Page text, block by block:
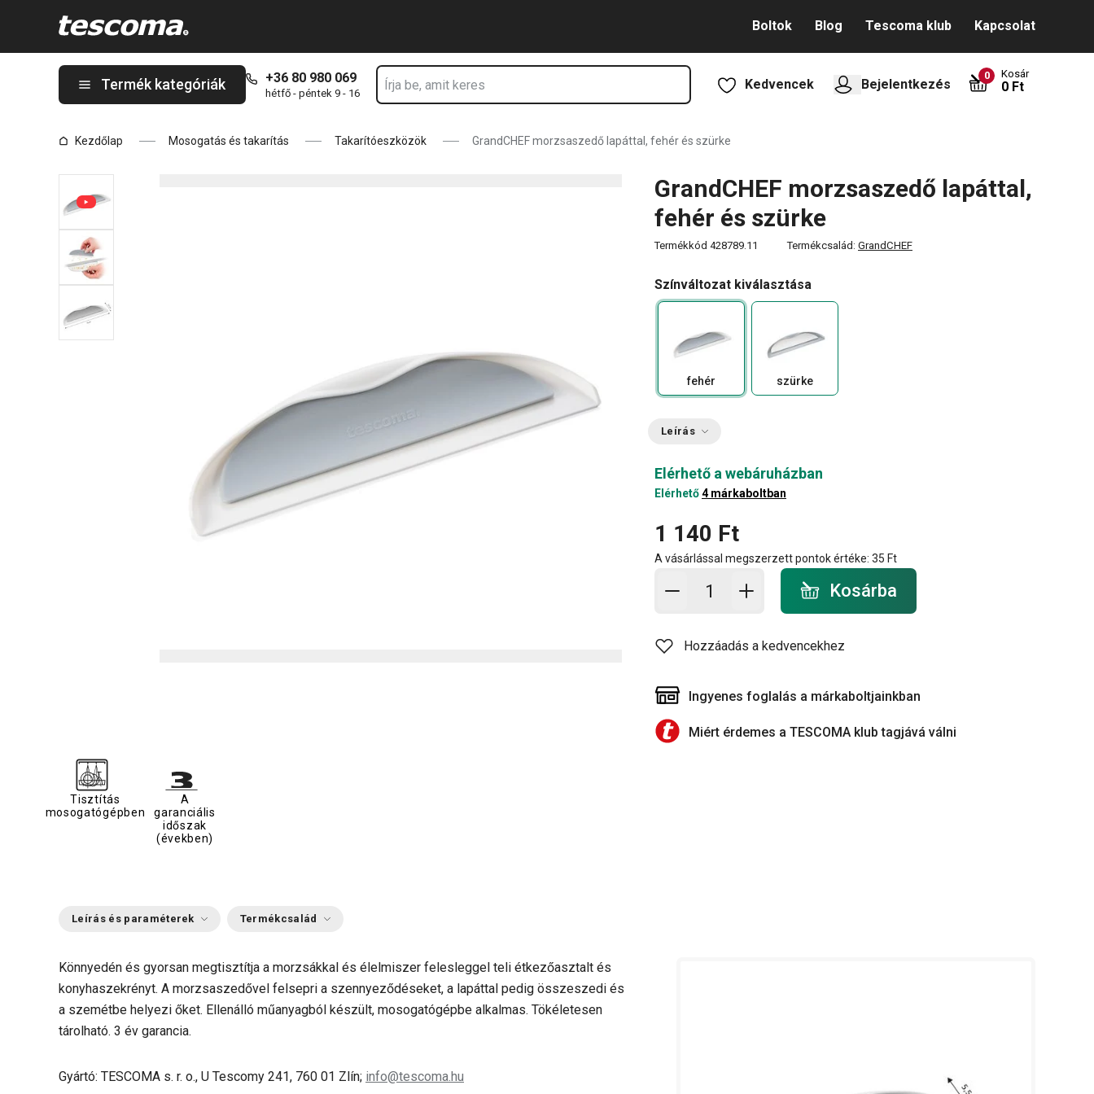
Boltok Blog Tescoma klub Kapcsolat
Termék kategóriák +36 80 980 069
hétfő - péntek 9 - 16
Kedvencek Bejelentkezés
0 Kosár
0 Ft
Kezdőlap Mosogatás és takarítás Takarítóeszközök GrandCHEF morzsaszedő lapáttal, fehér és szürke
GrandCHEF morzsaszedő lapáttal,
fehér és szürke
Termékkód 428789.11 Termékcsalád: GrandCHEF
Színváltozat kiválasztása
fehér szürke
Leírás
Elérhető a webáruházban
Elérhető4 márkaboltban
1 140 Ft
A vásárlással megszerzett pontok értéke: 35 Ft
Kosárba - mennyiség
Kosárba
Hozzáadás a kedvencekhez
Ingyenes foglalás a márkaboltjainkban
Miért érdemes a TESCOMA klub tagjává válni
Tisztítás
mosogatógépben
A
garanciális
időszak
(években)
Leírás és paraméterek Termékcsalád
Könnyedén és gyorsan megtisztítja a morzsákkal és élelmiszer felesleggel teli étkezőasztalt és
konyhaszekrényt. A morzsaszedővel felsepri a szennyeződéseket, a lapáttal pedig összeszedi és
a szemétbe helyezi őket. Ellenálló műanyagból készült, mosogatógépbe alkalmas. Tökéletesen
tárolható. 3 év garancia.
Gyártó: TESCOMA s. r. o., U Tescomy 241, 760 01 Zlín; info@tescoma.hu